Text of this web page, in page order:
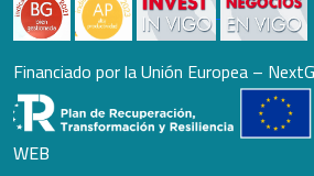
Financiado por la Unión Europea –
WEB